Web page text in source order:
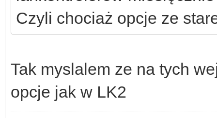
Czyli chociaż opcje ze
Tak myslalem ze na tych
opcje jak w LK2